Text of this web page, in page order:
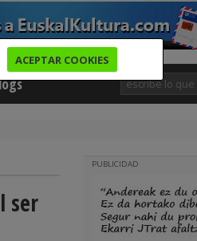
ACEPTAR COOKIES
ser
PUBLICIDAD